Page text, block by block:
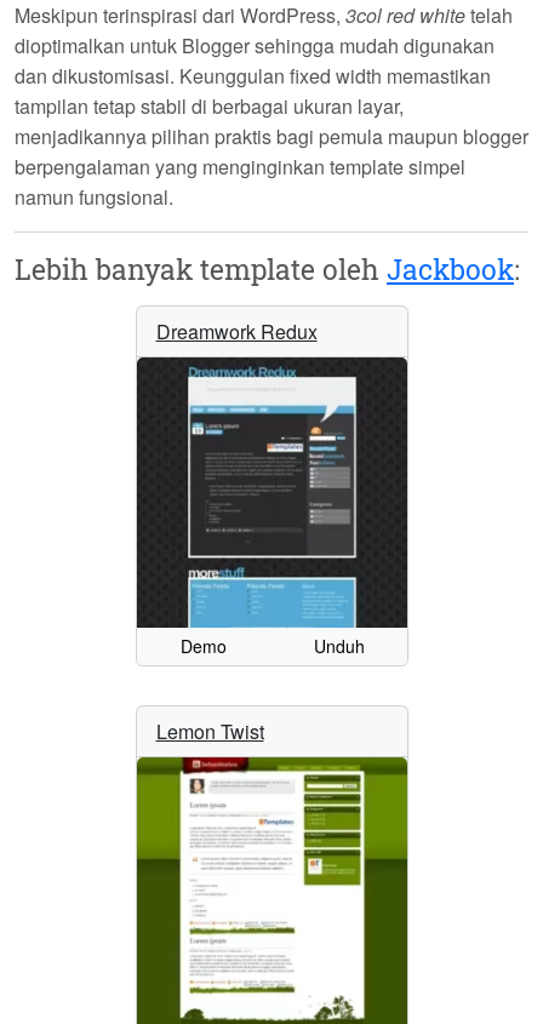
Meskipun terinspirasi dari WordPress, 3col red whitetelah
dioptimalkan untuk Blogger sehingga mudah digunakan
dan dikustomisasi. Keunggulan fixed width memastikan
tampilan tetap stabil di berbagai ukuran layar,
menjadikannya pilihan praktis bagi pemula maupun blogger
berpengalaman yang menginginkan template simpel
namun fungsional.
Lebih banyak template oleh Jackbook:
Dreamwork Redux
Demo Unduh
Lemon Twist